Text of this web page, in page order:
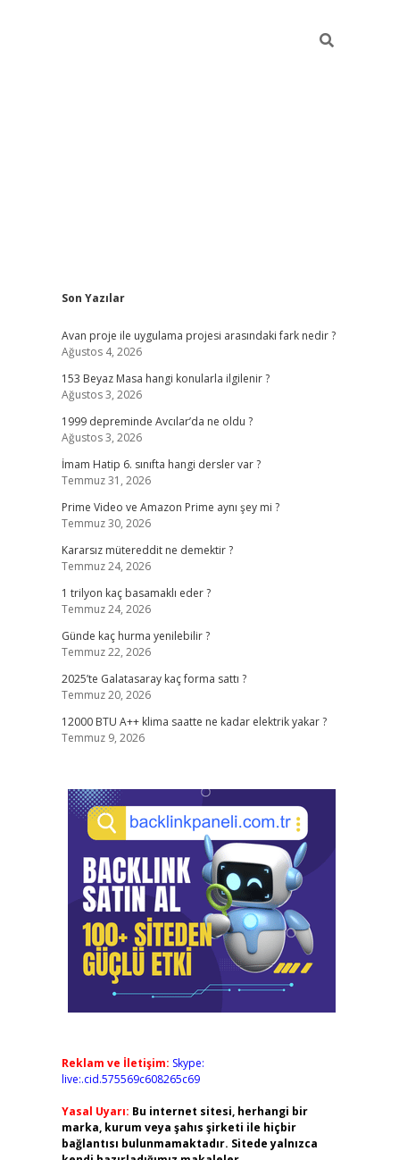
Sidebar
Son Yazılar
Avan proje ile uygulama projesi arasındaki fark nedir ?
Ağustos 4, 2026
153 Beyaz Masa hangi konularla ilgilenir ?
Ağustos 3, 2026
1999 depreminde Avcılar’da ne oldu ?
Ağustos 3, 2026
İmam Hatip 6. sınıfta hangi dersler var ?
Temmuz 31, 2026
Prime Video ve Amazon Prime aynı şey mi ?
Temmuz 30, 2026
Kararsız mütereddit ne demektir ?
Temmuz 24, 2026
1 trilyon kaç basamaklı eder ?
Temmuz 24, 2026
Günde kaç hurma yenilebilir ?
Temmuz 22, 2026
2025’te Galatasaray kaç forma sattı ?
Temmuz 20, 2026
12000 BTU A++ klima saatte ne kadar elektrik yakar ?
Temmuz 9, 2026
Reklam ve İletişim: Skype:
live:.cid.575569c608265c69
Yasal Uyarı: Bu internet sitesi, herhangi bir
marka, kurum veya şahıs şirketi ile hiçbir
bağlantısı bulunmamaktadır. Sitede yalnızca